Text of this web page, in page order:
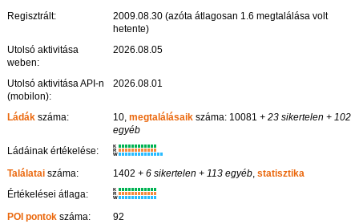
Regisztrált:
2009.08.30 (azóta átlagosan 1.6 megtalálása volt
hetente)
Utolsó aktivitása
weben:
2026.08.05
Utolsó aktivitása API-n
(mobilon):
2026.08.01
Ládák száma: 10,megtalálásaik száma: 10081 + 23 sikertelen + 102
egyéb
Ládáinak értékelése:
K
R
W
Találatai száma: 1402 + 6 sikertelen + 113 egyéb,statisztika
Értékelései átlaga:
K
R
W
POI pontok száma:
92